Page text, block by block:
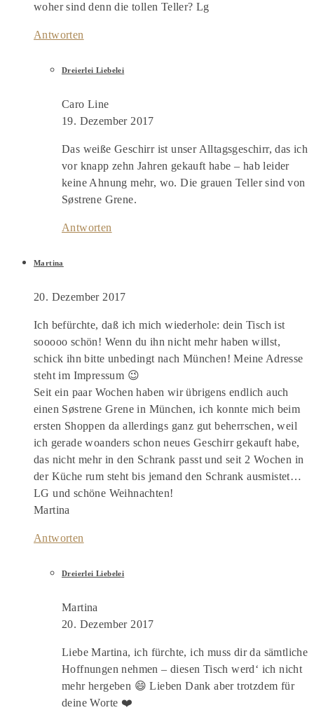
woher sind denn die tollen Teller? Lg
Antworten
Dreierlei Liebelei
Caro Line
19. Dezember 2017
Das weiße Geschirr ist unser Alltagsgeschirr, das ich
vor knapp zehn Jahren gekauft habe – hab leider
keine Ahnung mehr, wo. Die grauen Teller sind von
Søstrene Grene.
Antworten
Martina
20. Dezember 2017
Ich befürchte, daß ich mich wiederhole: dein Tisch ist
sooooo schön! Wenn du ihn nicht mehr haben willst,
schick ihn bitte unbedingt nach München! Meine Adresse
steht im Impressum 😉
Seit ein paar Wochen haben wir übrigens endlich auch
einen Søstrene Grene in München, ich konnte mich beim
ersten Shoppen da allerdings ganz gut beherrschen, weil
ich gerade woanders schon neues Geschirr gekauft habe,
das nicht mehr in den Schrank passt und seit 2 Wochen in
der Küche rum steht bis jemand den Schrank ausmistet…
LG und schöne Weihnachten!
Martina
Antworten
Dreierlei Liebelei
Martina
20. Dezember 2017
Liebe Martina, ich fürchte, ich muss dir da sämtliche
Hoffnungen nehmen – diesen Tisch werd‘ ich nicht
mehr hergeben 😄 Lieben Dank aber trotzdem für
deine Worte ❤️